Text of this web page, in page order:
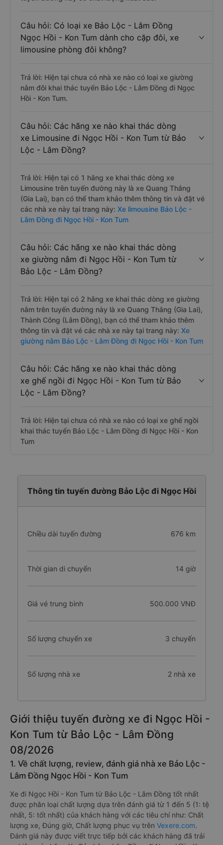
Câu hỏi: Có loại xe Bảo Lộc - Lâm Đồng
Ngọc Hồi - Kon Tum dành cho cặp đôi, xe
limousine phòng đôi không?
Trả lời: Hiện tại chưa có nhà xe nào có loại xe giường
nằm đôi khai thác tuyến Bảo Lộc - Lâm Đồng đi Ngọc
Hồi - Kon Tum.
Câu hỏi: Các hãng xe nào khai thác dòng
xe Limousine đi Ngọc Hồi - Kon Tum từ Bảo
Lộc - Lâm Đồng?
Trả lời: Hiện tại có 1 hãng xe khai thác dòng xe
Limousine trên tuyến đường này là xe Quang Thắng
(Gia Lai), bạn có thể tham khảo thêm thông tin và đặt vé
các nhà xe này tại trang này: Xe limousine Bảo Lộc -
Lâm Đồng đi Ngọc Hồi - Kon Tum
Câu hỏi: Các hãng xe nào khai thác dòng
xe giường nằm đi Ngọc Hồi - Kon Tum từ
Bảo Lộc - Lâm Đồng?
Trả lời: Hiện tại có 2 hãng xe khai thác dòng xe giường
nằm trên tuyến đường này là xe Quang Thắng (Gia Lai),
Thành Công (Lâm Đồng), bạn có thể tham khảo thêm
thông tin và đặt vé các nhà xe này tại trang này: Xe
giường nằm Bảo Lộc - Lâm Đồng đi Ngọc Hồi - Kon Tum
Câu hỏi: Các hãng xe nào khai thác dòng
xe ghế ngồi đi Ngọc Hồi - Kon Tum từ Bảo
Lộc - Lâm Đồng?
Trả lời: Hiện tại chưa có nhà xe nào có loại xe ghế ngồi
khai thác tuyến Bảo Lộc - Lâm Đồng đi Ngọc Hồi - Kon
Tum
Thông tin tuyến đường Bảo Lộc đi Ngọc Hồi
Chiều dài tuyến đường 676 km
Thời gian di chuyển 14 giờ
Giá vé trung bình 500.000 VNĐ
Số lượng chuyến xe 3 chuyến
Số lượng nhà xe 2 nhà xe
Giới thiệu tuyến đường xe đi Ngọc Hồi -
Kon Tum từ Bảo Lộc - Lâm Đồng
08/2026
1. Về chất lượng, review, đánh giá nhà xe Bảo Lộc -
Lâm Đồng Ngọc Hồi - Kon Tum
Xe đi Ngọc Hồi - Kon Tum từ Bảo Lộc - Lâm Đồng tốt nhất
được phân loại chất lượng dựa trên đánh giá từ 1 đến 5 (1: tệ
nhất, 5: tốt nhất) của khách hàng với các tiêu chí như: Chất
lượng xe, Đúng giờ, Chất lượng phục vụ trên Vexere.com.
Đánh giá này được viết trực tiếp bởi các khách hàng đã trải